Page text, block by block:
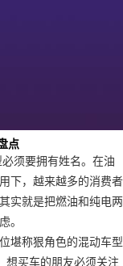
点
须要拥有姓名。在油
下，越来越多的消费者
实就是把燃油和纯电两
。
堪称狠角色的混动车型
想买车的朋友必须关注